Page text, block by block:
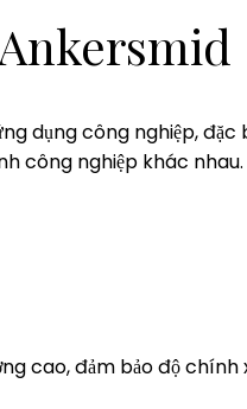
dụng công nghiệp,
công nghiệp khác nhau.
cao, đảm bảo độ chính